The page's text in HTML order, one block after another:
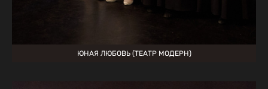
ЮНАЯ ЛЮБОВЬ (ТЕАТР МОДЕРН)